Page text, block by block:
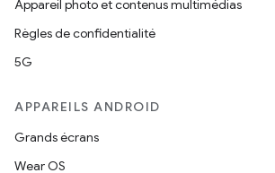
Appareil photo et contenus multimédias
Règles de confidentialité
5G
APPAREILS ANDROID
Grands écrans
Wear OS